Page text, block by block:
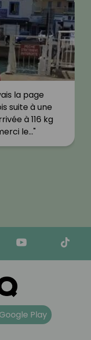
la page
suite à une
à 116 kg
le…"
Play